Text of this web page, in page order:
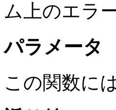
ム上のエラ
パラメータ
この関数に